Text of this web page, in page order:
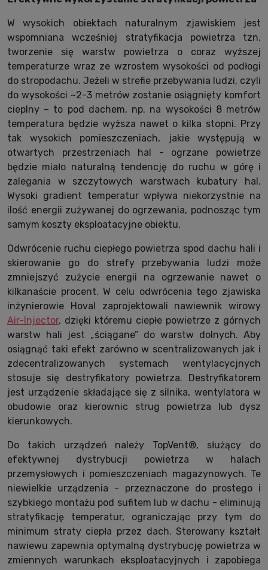
W wysokich obiektach naturalnym zjawiskiem jest
wspomniana wcześniej stratyfikacja powietrza tzn.
tworzenie się warstw powietrza o coraz wyższej
temperaturze wraz ze wzrostem wysokości od podłogi
do stropodachu. Jeżeli w strefie przebywania ludzi, czyli
do wysokości ~2-3 metrów zostanie osiągnięty komfort
cieplny – to pod dachem, np. na wysokości 8 metrów
temperatura będzie wyższa nawet o kilka stopni. Przy
tak wysokich pomieszczeniach, jakie występują w
otwartych przestrzeniach hal - ogrzane powietrze
będzie miało naturalną tendencję do ruchu w górę i
zalegania w szczytowych warstwach kubatury hal.
Wysoki gradient temperatur wpływa niekorzystnie na
ilość energii zużywanej do ogrzewania, podnosząc tym
samym koszty eksploatacyjne obiektu.
Odwrócenie ruchu ciepłego powietrza spod dachu hali i
skierowanie go do strefy przebywania ludzi może
zmniejszyć zużycie energii na ogrzewanie nawet o
kilkanaście procent. W celu odwrócenia tego zjawiska
inżynierowie Hoval zaprojektowali nawiewnik wirowy
Air-Injector, dzięki któremu ciepłe powietrze z górnych
warstw hali jest „ściągane” do warstw dolnych. Aby
osiągnąć taki efekt zarówno w scentralizowanych jak i
zdecentralizowanych systemach wentylacycjnych
stosuje się destryfikatory powietrza. Destryfikatorem
jest urządzenie składające się z silnika, wentylatora w
obudowie oraz kierownic strug powietrza lub dysz
kierunkowych.
Do takich urządzeń należy TopVent®, służący do
efektywnej dystrybucji powietrza w halach
przemysłowych i pomieszczeniach magazynowych. Te
niewielkie urządzenia - przeznaczone do prostego i
szybkiego montażu pod sufitem lub w dachu - eliminują
stratyfikację temperatur, ograniczając przy tym do
minimum straty ciepła przez dach. Sterowany kształt
nawiewu zapewnia optymalną dystrybucję powietrza w
zmiennych warunkach eksploatacyjnych i zapobiega